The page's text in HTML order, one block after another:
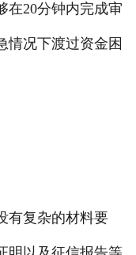
在20分钟内完成审
情况下渡过资金困
有复杂的材料要